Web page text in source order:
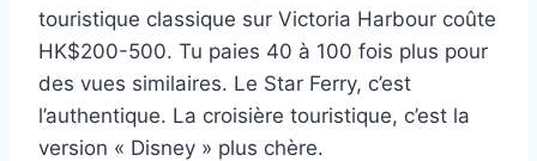
touristique classique sur Victoria Harbour coûte
HK$200-500. Tu paies 40 à 100 fois plus pour
des vues similaires. Le Star Ferry, c’est
l’authentique. La croisière touristique, c’est la
version « Disney » plus chère.